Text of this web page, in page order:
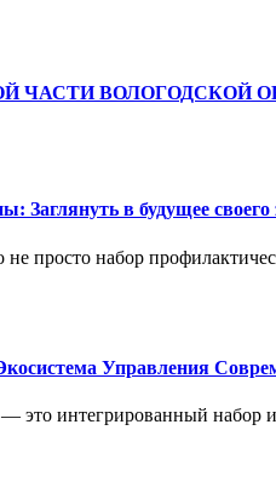
ЧАСТИ ВОЛОГОДСКОЙ
Заглянуть в будущее своего
просто набор
Управления
это интегрированный набор